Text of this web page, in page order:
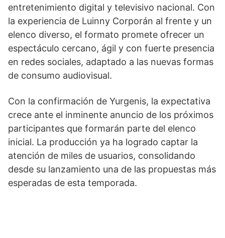
entretenimiento digital y televisivo nacional. Con
la experiencia de Luinny Corporán al frente y un
elenco diverso, el formato promete ofrecer un
espectáculo cercano, ágil y con fuerte presencia
en redes sociales, adaptado a las nuevas formas
de consumo audiovisual.
Con la confirmación de Yurgenis, la expectativa
crece ante el inminente anuncio de los próximos
participantes que formarán parte del elenco
inicial. La producción ya ha logrado captar la
atención de miles de usuarios, consolidando
desde su lanzamiento una de las propuestas más
esperadas de esta temporada.